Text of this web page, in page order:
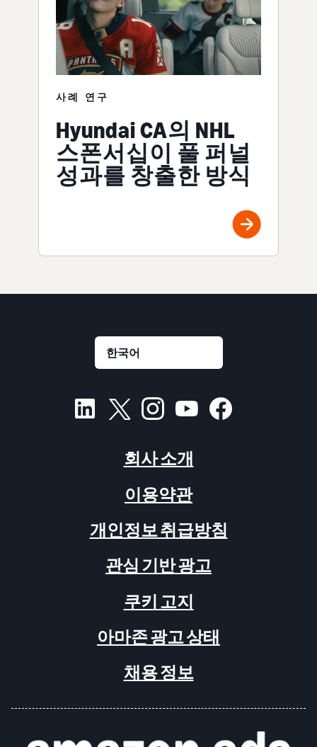
사례 연구
Hyundai CA의 NHL
스폰서십이 풀 퍼널
성과를 창출한 방식
회사 소개
이용약관
개인정보 취급방침
관심 기반 광고
쿠키 고지
아마존 광고 상태
채용 정보